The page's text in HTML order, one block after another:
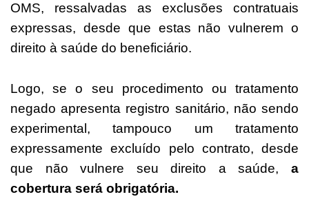
OMS, ressalvadas as exclusões contratuais
expressas, desde que estas não vulnerem o
direito à saúde do beneficiário.
Logo, se o seu procedimento ou tratamento
negado apresenta registro sanitário, não sendo
experimental, tampouco um tratamento
expressamente excluído pelo contrato, desde
que não vulnere seu direito a saúde, a
cobertura será obrigatória.